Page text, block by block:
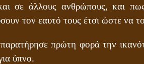
σε άλλους ανθρώπους, και
τον εαυτό τους έτσι ώστε να
παρατήρησε πρώτη φορά την
ύπνο.